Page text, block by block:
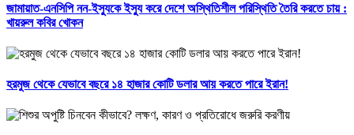
জামায়াত-এনসিপি নন-ইস্যুকে ইস্যু করে দেশে অস্থিতিশীল পরিস্থিতি তৈরি করতে চায় :
খায়রুল কবির খোকন
হরমুজ থেকে যেভাবে বছরে ১৪ হাজার কোটি ডলার আয় করতে পারে ইরান!